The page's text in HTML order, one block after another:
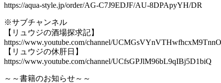
https://aqua-style.jp/order/AG-C7J9EDJF/AU-8DPApyYH/DR
※サブチャンネル
【リュウジの酒場探求記】
https://www.youtube.com/channel/
【リュウジの休肝日】
https://www.youtube.com/channel/UCfsGPJlM96bL9qIBj5D1biQ
～～書籍のお知らせ～～